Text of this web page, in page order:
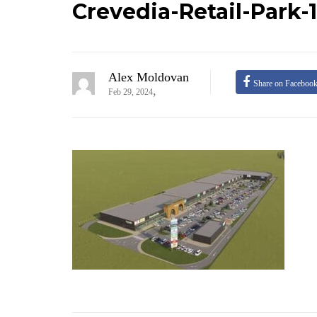
Crevedia-Retail-Park-1
Alex Moldovan
Feb 29, 2024, Share on Facebook